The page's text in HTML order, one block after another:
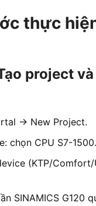
thực
project
→ New Project.
chọn CPU S7-1500.
(KTP/
SINAMICS G120